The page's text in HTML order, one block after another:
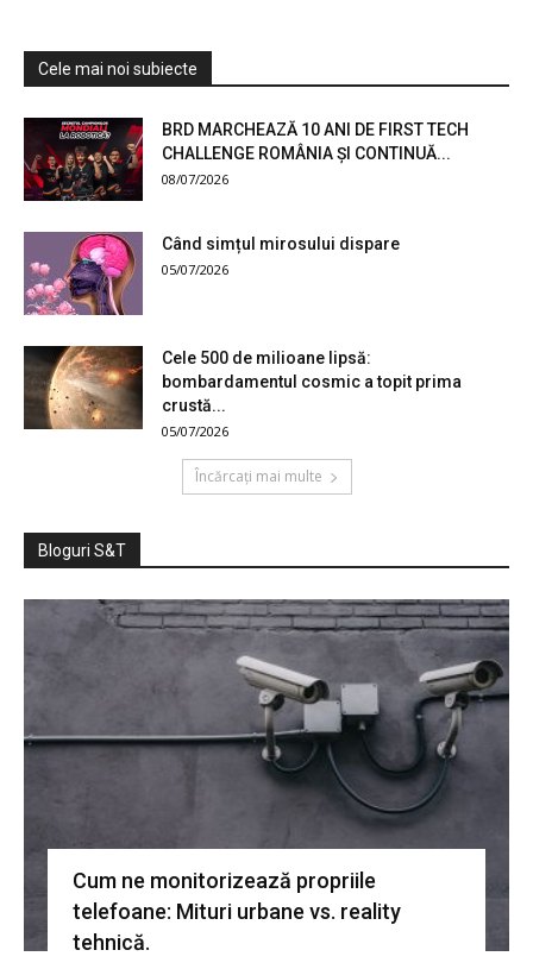
Cele mai noi subiecte
BRD MARCHEAZĂ 10 ANI DE FIRST TECH
CHALLENGE ROMÂNIA ȘI CONTINUĂ...
08/07/2026
Când simțul mirosului dispare
05/07/2026
Cele 500 de milioane lipsă:
bombardamentul cosmic a topit prima
crustă...
05/07/2026
Încărcați mai multe
Bloguri S&T
Cum ne monitorizează propriile
telefoane: Mituri urbane vs. reality
tehnică.